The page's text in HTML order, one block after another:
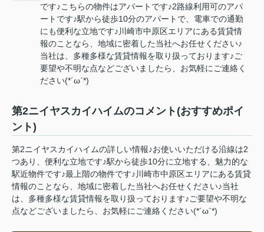
です♪こちらの物件はアパートです♪2路線利用可のアパ
ートです♪駅から徒歩10分のアパートで、電車での通勤
にも便利な立地です♪川崎市中原区エリアにある賃貸情
報のことなら、地域に密着した当社へお任せください♪
当社は、多種多様な賃貸情報を取り扱っております♪ご
要望や不明な点などございましたら、お気軽にご連絡く
ださい(*´ω`*)
第2ニイヤスカイハイムのコメント(おすすめポイ
ント)
第2ニイヤスカイハイムの詳しい情報♪お使いいただける沿線は2
つあり、便利な立地です♪駅から徒歩10分に立地する、魅力的な
駅近物件です♪最上階の物件です♪川崎市中原区エリアにある賃貸
情報のことなら、地域に密着した当社へお任せください♪当社
は、多種多様な賃貸情報を取り扱っております♪ご要望や不明な
点などございましたら、お気軽にご連絡ください(*´ω`*)